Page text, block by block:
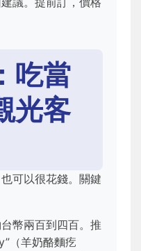
吃當
光客
可以很花錢。關鍵
幣兩百到四百。推
（羊奶酪麵疙